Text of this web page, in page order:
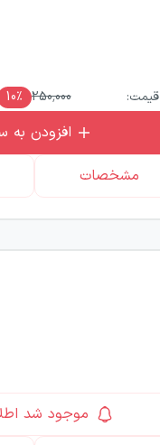
قیمت: 250,000
10٪
افزودن به
مشخصات
موجود شد